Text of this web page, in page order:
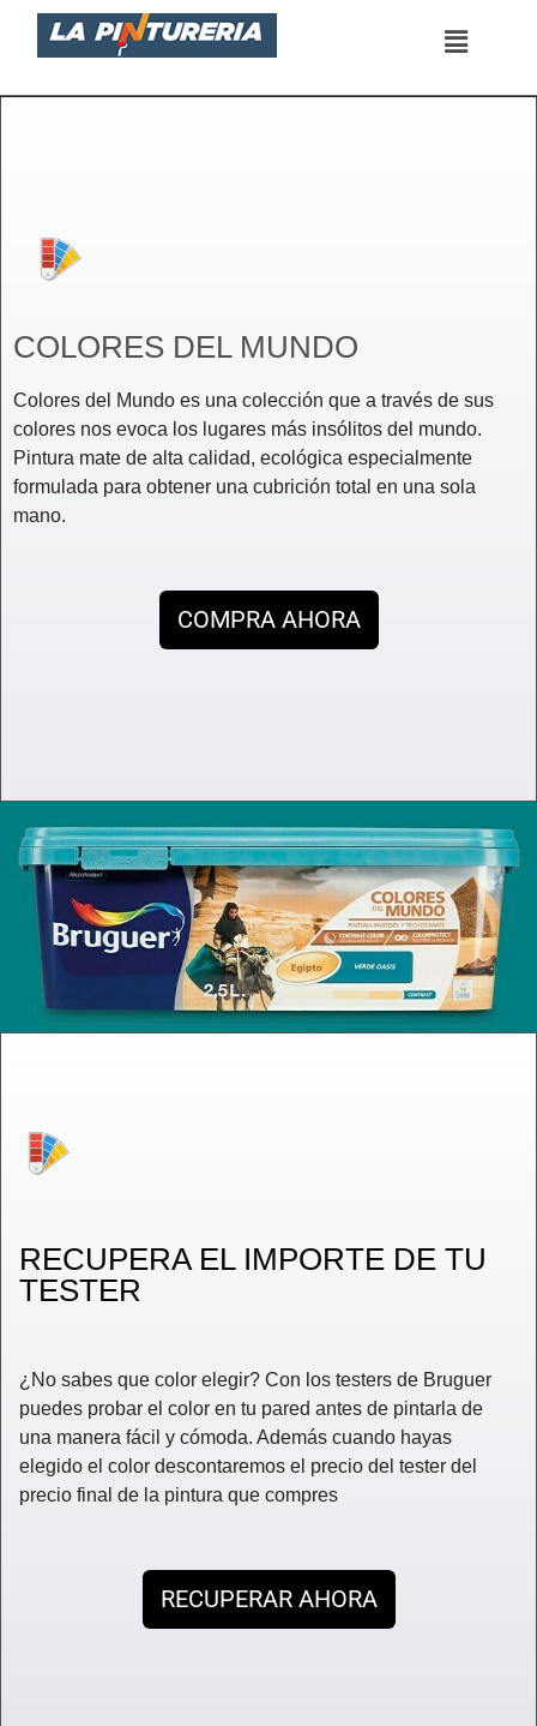
Saltar
al
COLORES DEL MUNDO
Colores del Mundo es una colección que a través de sus
colores nos evoca los lugares más insólitos del mundo.
Pintura mate de alta calidad, ecológica especialmente
formulada para obtener una cubrición total en una sola
mano.
COMPRA AHORA
RECUPERA EL IMPORTE DE TU
TESTER
¿No sabes que color elegir? Con los testers de Bruguer
puedes probar el color en tu pared antes de pintarla de
una manera fácil y cómoda. Además cuando hayas
elegido el color descontaremos el precio del tester del
precio final de la pintura que compres
RECUPERAR AHORA